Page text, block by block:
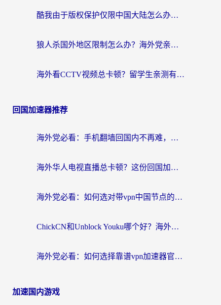
酷我由于版权保护仅限中国大陆怎么办？海外党亲测有效的解锁指南
狼人杀国外地区限制怎么办？海外党亲测有效的全场景回国加速指南
海外看CCTV视频总卡顿？留学生亲测有效的回国加速器选择指南
回国加速器推荐
海外党必看：手机翻墙回国内不再难，一篇搞定无缝访问国内资源指南
海外华人电视直播总卡顿？这份回国加速器选择指南帮你无缝看国内资源
海外党必看：如何选对带vpn中国节点的加速器？无缝访问国内资源全攻略
ChickCN和Unblock Youku哪个好？海外党亲测4款热门回国加速器，附避坑指南
海外党必看：如何选择靠谱vpn加速器官网？轻松解决国内APP地区限制
加速国内游戏